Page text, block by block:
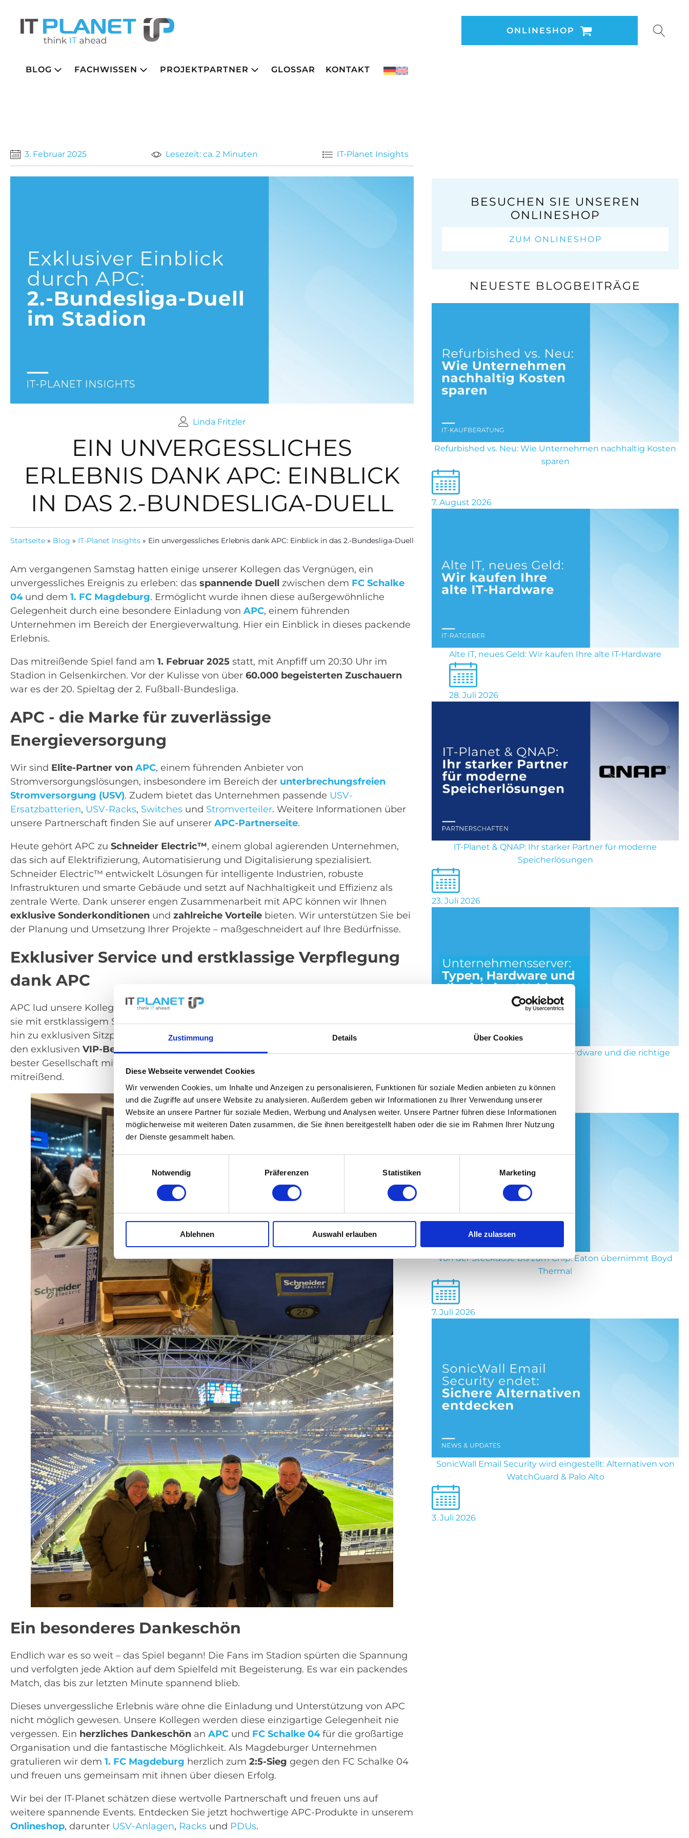
Zustimmung Details Über Cookies
Diese Webseite verwendet Cookies
Wir verwenden Cookies, um Inhalte und Anzeigen zu personalisieren, Funktionen für soziale Medien anbieten zu können
und die Zugriffe auf unsere Website zu analysieren. Außerdem geben wir Informationen zu Ihrer Verwendung unserer
Website an unsere Partner für soziale Medien, Werbung und Analysen weiter. Unsere Partner führen diese Informationen
möglicherweise mit weiteren Daten zusammen, die Sie ihnen bereitgestellt haben oder die sie im Rahmen Ihrer Nutzung
der Dienste gesammelt haben.
Notwendig
Präferenzen Statistiken Marketing
Ablehnen Auswahl erlauben Alle zulassen
ONLINESHOP
BLOG FACHWISSEN PROJEKTPARTNER GLOSSAR KONTAKT
3. Februar 2025 Lesezeit: ca. 2 Minuten IT-Planet Insights
Linda Fritzler
EIN UNVERGESSLICHES
ERLEBNIS DANK APC: EINBLICK
IN DAS 2.-BUNDESLIGA-DUELL
Startseite » Blog » IT-Planet Insights » Ein unvergessliches Erlebnis dank APC: Einblick in das 2.-Bundesliga-Duell
Am vergangenen Samstag hatten einige unserer Kollegen das Vergnügen, ein
unvergessliches Ereignis zu erleben: das spannende Duell zwischen dem FC Schalke
04 und dem 1. FC Magdeburg. Ermöglicht wurde ihnen diese außergewöhnliche
Gelegenheit durch eine besondere Einladung von APC, einem führenden
Unternehmen im Bereich der Energieverwaltung. Hier ein Einblick in dieses packende
Erlebnis.
Das mitreißende Spiel fand am 1. Februar 2025 statt, mit Anpfiff um 20:30 Uhr im
Stadion in Gelsenkirchen. Vor der Kulisse von über 60.000 begeisterten Zuschauern
war es der 20. Spieltag der 2. Fußball-Bundesliga.
APC - die Marke für zuverlässige
Energieversorgung
Wir sind Elite-Partner von APC, einem führenden Anbieter von
Stromversorgungslösungen, insbesondere im Bereich der unterbrechungsfreien
Stromversorgung (USV). Zudem bietet das Unternehmen passende USV-
Ersatzbatterien, USV-Racks, Switches und Stromverteiler. Weitere Informationen über
unsere Partnerschaft finden Sie auf unserer APC-Partnerseite.
Heute gehört APC zu Schneider Electric™, einem global agierenden Unternehmen,
das sich auf Elektrifizierung, Automatisierung und Digitalisierung spezialisiert.
Schneider Electric™ entwickelt Lösungen für intelligente Industrien, robuste
Infrastrukturen und smarte Gebäude und setzt auf Nachhaltigkeit und Effizienz als
zentrale Werte. Dank unserer engen Zusammenarbeit mit APC können wir Ihnen
exklusive Sonderkonditionen und zahlreiche Vorteile bieten. Wir unterstützen Sie bei
der Planung und Umsetzung Ihrer Projekte – maßgeschneidert auf Ihre Bedürfnisse.
Exklusiver Service und erstklassige Verpflegung
dank APC
APC lud unsere Kollegen zu einer außergewöhnlichen Gelegenheit ein und verwöhnte
sie mit erstklassigem Service – vom Menü mit Vorspeise, Hauptgang und Dessert bis
hin zu exklusiven Sitzplätzen. Sie wurden herzlich empfangen und konnten nicht nur
den exklusiven VIP-Bereicherleben, sondern auch die Vorfreude auf das große Spiel in
bester Gesellschaft mit anderen Gästen teilen. Die Atmosphäre im Stadion war einfach
mitreißend.
Ein besonderes Dankeschön
Endlich war es so weit – das Spiel begann! Die Fans im Stadion spürten die Spannung
und verfolgten jede Aktion auf dem Spielfeld mit Begeisterung. Es war ein packendes
Match, das bis zur letzten Minute spannend blieb.
Dieses unvergessliche Erlebnis wäre ohne die Einladung und Unterstützung von APC
nicht möglich gewesen. Unsere Kollegen werden diese einzigartige Gelegenheit nie
vergessen. Ein herzliches Dankeschön an APC und FC Schalke 04für die großartige
Organisation und die fantastische Möglichkeit. Als Magdeburger Unternehmen
gratulieren wir dem 1. FC Magdeburg herzlich zum 2:5-Sieg gegen den FC Schalke 04
und freuen uns gemeinsam mit ihnen über diesen Erfolg.
Wir bei der IT-Planet schätzen diese wertvolle Partnerschaft und freuen uns auf
weitere spannende Events. Entdecken Sie jetzt hochwertige APC-Produkte in unserem
Onlineshop, darunter USV-Anlagen, Racks und PDUs.
BESUCHEN SIE UNSEREN
ONLINESHOP
ZUM ONLINESHOP
NEUESTE BLOGBEITRÄGE
Refurbished vs. Neu: Wie Unternehmen nachhaltig Kosten
sparen
7. August 2026
Alte IT, neues Geld: Wir kaufen Ihre alte IT-Hardware
28. Juli 2026
IT-Planet & QNAP: Ihr starker Partner für moderne
Speicherlösungen
23. Juli 2026
Unternehmensserver: Typen, Hardware und die richtige
Von der Steckdose bis zum Chip: Eaton übernimmt Boyd
Thermal
7. Juli 2026
SonicWall Email Security wird eingestellt: Alternativen von
WatchGuard & Palo Alto
3. Juli 2026